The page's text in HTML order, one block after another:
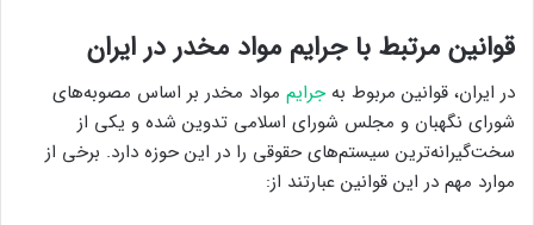
قوانین مرتبط با جرایم مواد مخدر در ایران
در ایران، قوانین مربوط بهجرایم مواد مخدر بر اساس مصوبه‌های
شورای نگهبان و مجلس شورای اسلامی تدوین شده و یکی از
سخت‌گیرانه‌ترین سیستم‌های حقوقی را در این حوزه دارد. برخی از
موارد مهم در این قوانین عبارتند از: